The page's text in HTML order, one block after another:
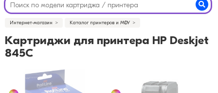
Интернет-магазин Каталог принтеров и МФУ
Картриджи для принтера HP Deskjet
845C